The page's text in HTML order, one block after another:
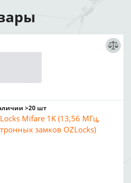
>20 шт
Mifare 1K (13,56 МГц,
замков OZLocks)